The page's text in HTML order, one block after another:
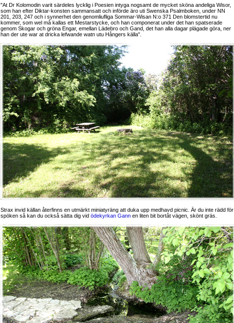
"At Dr Kolomodin varit särdeles lycklig i Poesien intyga nogsamt de mycket sköna andeliga Wisor,
som han efter Diktar-konsten sammansatt och införde äro uti Swenska Psalmboken, under NN
201, 203, 247 och i synnerhet den genomliufliga Sommar-Wisan N:o 371 Den blomstertid nu
kommer, som wel må kallas ett Mestarstycke, och han componerat under det han spatserade
genom Skogar och gröna Engar, emellan Lädebro och Gand, det han alla dagar plägade göra, ner
han der ute war at dricka lefwande watn utu Hångers källa".
Strax invid källan återfinns en utmärkt miniatyräng att duka upp medhavd picnic. Är du inte rädd för
spöken så kan du också sätta dig vid ödekyrkan Gann en liten bit bortåt vägen, skönt gräs.